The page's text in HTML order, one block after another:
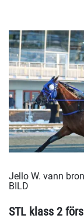
Jello W. vann
BILD
STL klass 2